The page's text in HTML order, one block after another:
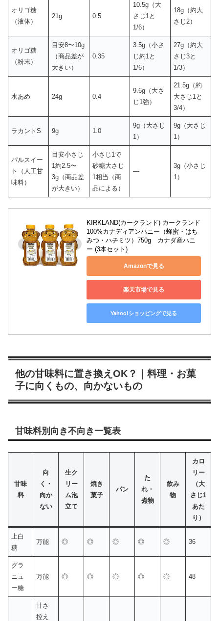
オリゴ糖
（液体）
21g 0.5
10.5g（大
さじ1と
1/6）
18g（約大
さじ2）
オリゴ糖
（粉末）
目安8〜10g
（商品差が
大きい）
0.35
3.5g（小さ
じ約1と
1/6）
27g（約大
さじ3と
1/3）
水あめ 24g 0.4
9.6g（大さ
じ1強）
21.5g（約
大さじ1と
3/4）
ラカントS 9g 1.0
9g（大さじ
1）
9g（大さじ
1）
パルスイー
ト（人工甘
味料）
目安小さじ
1約2.5〜
3g（商品差
が大きい）
小さじ1で
砂糖大さじ
1相当（商
品による）
—
3g（小さじ
1）
KIRKLAND(カークランド) カークランド
100%カナディアンハニー（蜂蜜・はち
みつ・ハチミツ）750g　カナダ産ハニ
ー (3本セット)
Amazonで見る
楽天市場で見る
Yahoo!ショッピングで見る
他の甘味料に置き換えOK？｜料理・お菓
子に向くもの、向かないもの
甘味料別向き不向き一覧表
甘味
料
向
く・
向か
ない
生ク
リー
ム泡
立て
焼き
菓子
パン
た
れ・
煮物
飲み
物
カロ
リー
（大
さじ1
あた
り）
上白
糖
万能 ◎ ◎ ◎ ◎ ◎ 36
グラ
ニュ
ー糖
万能 ◎ ◎ ◎ ◎ ◎ 48
甘さ
控え